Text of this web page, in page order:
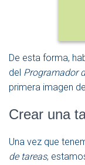
De esta forma,
del Programador
primera imagen
Crear una
Una vez que
de tareas,